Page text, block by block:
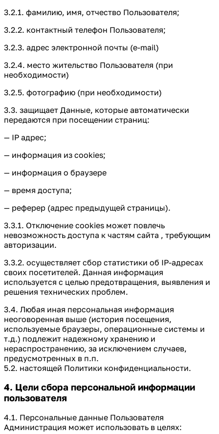
3.2.1. фамилию, имя, отчество Пользователя;
3.2.2. контактный телефон Пользователя;
3.2.3. адрес электронной почты (e-mail)
3.2.4. место жительство Пользователя (при
необходимости)
3.2.5. фотографию (при необходимости)
3.3. защищает Данные, которые автоматически
передаются при посещении страниц:
— IP адрес;
— информация из cookies;
— информация о браузере
— время доступа;
— реферер (адрес предыдущей страницы).
3.3.1. Отключение cookies может повлечь
невозможность доступа к частям сайта , требующим
авторизации.
3.3.2. осуществляет сбор статистики об IP-адресах
своих посетителей. Данная информация
используется с целью предотвращения, выявления и
решения технических проблем.
3.4. Любая иная персональная информация
неоговоренная выше (история посещения,
используемые браузеры, операционные системы и
т.д.) подлежит надежному хранению и
нераспространению, за исключением случаев,
предусмотренных в п.п.
5.2. настоящей Политики конфиденциальности.
4. Цели сбора персональной информации
пользователя
4.1. Персональные данные Пользователя
Администрация может использовать в целях: